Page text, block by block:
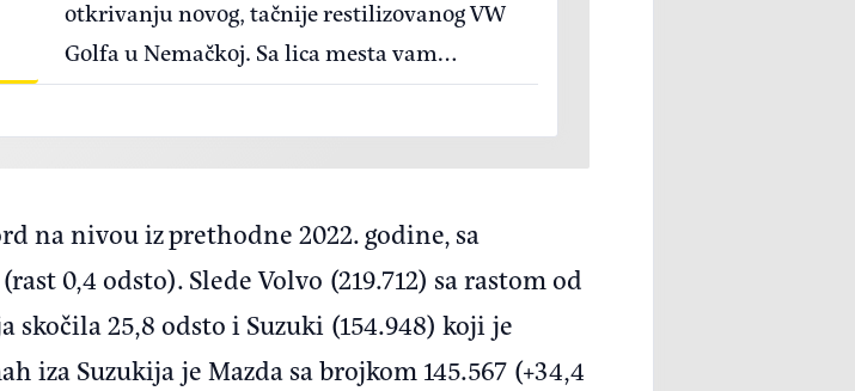
otkrivanju novog, tačnije restilizovanog VW
Golfa u Nemačkoj. Sa lica mesta vam
otkrivamo šta je sve jedan d najvažnijh modela
iz Volfsburga dobio, ali i šta je izgubio
na nivou iz prethodne 2022. godine, sa
0,4 odsto). Slede Volvo (219.712) sa rastom od
skočila 25,8 odsto i Suzuki (154.948) koji je
iza Suzukija je Mazda sa brojkom 145.567 (+34,4